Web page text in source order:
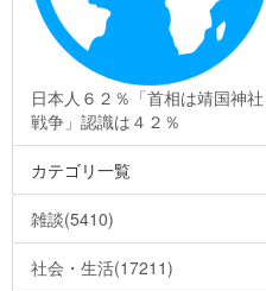
日本人６２％「首相は靖国神
戦争」認識は４２％
カテゴリ一覧
雑談(5410)
社会・生活(17211)